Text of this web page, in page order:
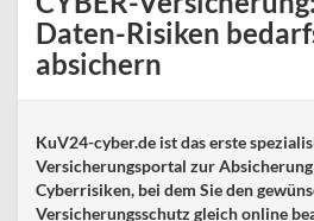
Daten-Risiken
absichern
KuV24-cyber.de ist das erste
Versicherungsportal zur
Cyberrisiken, bei dem Sie den
Versicherungsschutz gleich online